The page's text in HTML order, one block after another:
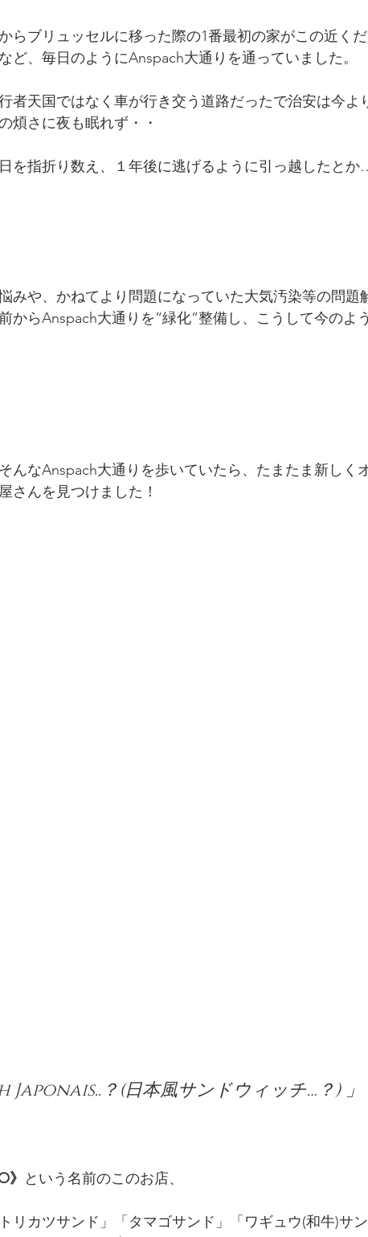
らブリュッセルに移った際の1番最初の家がこの近く
ど、毎日のようにAnspach大通りを通っていました。
者天国ではなく車が行き交う道路だったで治安は今よ
煩さに夜も眠れず・・
を指折り数え、１年後に逃げるように引っ越したと
みや、かねてより問題になっていた大気汚染等の問題
からAnspach大通りを“緑化”整備し、こうして今のよ
んなAnspach大通りを歩いていたら、たまたま新しく
さんを見つけました！
Japonais..？(日本風サンドウィッチ…？) 」
》 という名前のこのお店、
リカツサンド」「タマゴサンド」「ワギュウ(和牛)サ